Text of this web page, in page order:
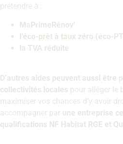
prétendre à :
MaPrimeRénov’
l’éco-prêt à taux zéro (éco-
la TVA réduite
D’autres aides peuvent aussi être
collectivités locales pour alléger le
maximiser vos chances d’y avoir
accompagner par une entreprise
qualifications NF Habitat RGE et